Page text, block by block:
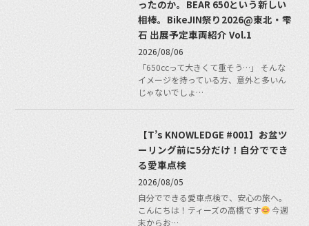
ったのか。BEAR 650という新しい
相棒。BikeJIN祭り2026@東北・雫
石 出展予定車両紹介 Vol.1
2026/08/06
「650ccって大きくて重そう…」 そんな
イメージを持っている方、意外と多いん
じゃないでしょ…
【T’s KNOWLEDGE #001】お盆ツ
ーリング前に5分だけ！自分ででき
る愛車点検
2026/08/05
自分でできる愛車点検で、安心の旅へ。
こんにちは！ティーズの高橋です
今週
末からお…